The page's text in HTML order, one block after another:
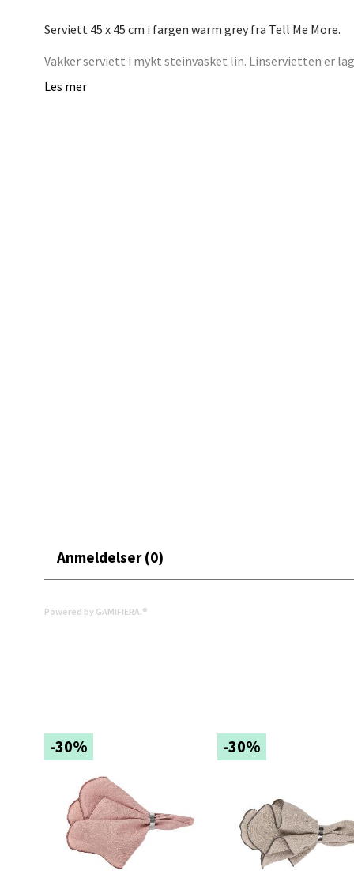
Serviett 45 x 45 cm i fargen warm grey fra Tell Me More.
Vakker serviett i mykt steinvasket lin. Linservietten er
tekstiler rundt spisebordet gir en koselig og innbydende
Les mer
Anmeldelser (0)
Powered by GAMIFIERA.®
-30% -30%
Mo i
0 i
Åpent i